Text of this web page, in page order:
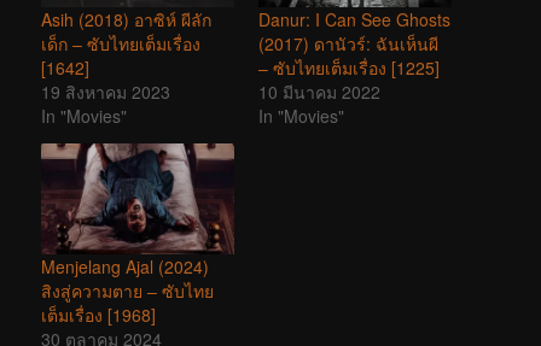
Asih (2018) อาซิห์ ผีลัก
เด็ก – ซับไทยเต็มเรื่อง
[1642]
19 สิงหาคม 2023
In "Movies"
Danur: I Can See Ghosts
(2017) ดานัวร์: ฉันเห็นผี
– ซับไทยเต็มเรื่อง [1225]
10 มีนาคม 2022
In "Movies"
Menjelang Ajal (2024)
สิงสู่ความตาย – ซับไทย
เต็มเรื่อง [1968]
30 ตุลาคม 2024